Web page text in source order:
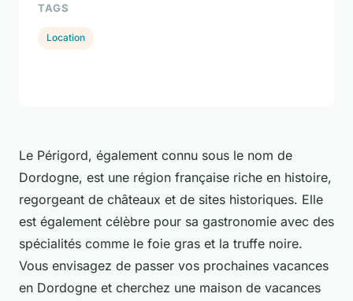
Le Périgord, également connu sous le nom de
Dordogne, est une région française riche en histoire,
regorgeant de châteaux et de sites historiques. Elle
est également célèbre pour sa gastronomie avec des
spécialités comme le foie gras et la truffe noire.
Vous envisagez de passer vos prochaines vacances
en Dordogne et cherchez une maison de vacances
TAGS
Location